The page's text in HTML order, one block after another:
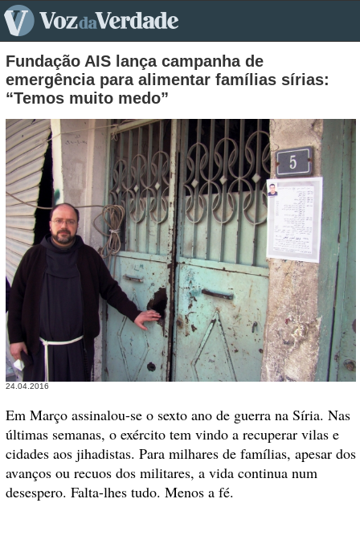
Fundação AIS lança campanha de
emergência para alimentar famílias sírias:
“Temos muito medo”
24.04.2016
Em Março assinalou-se o sexto ano de guerra na Síria. Nas
últimas semanas, o exército tem vindo a recuperar vilas e
cidades aos jihadistas. Para milhares de famílias, apesar dos
avanços ou recuos dos militares, a vida continua num
desespero. Falta-lhes tudo. Menos a fé.